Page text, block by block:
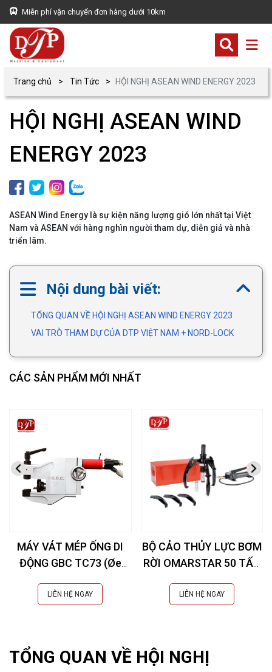
Miễn phí vận chuyển đơn hàng dưới 10km
Trang chủ Tin Tức HỘI NGHỊ ASEAN WIND ENERGY 2023
HỘI NGHỊ ASEAN WIND
ENERGY 2023
ASEAN Wind Energy là sự kiện năng lượng gió lớn nhất tại Việt
Nam và ASEAN với hàng nghìn người tham dự, diễn giả và nhà
triển lãm.
Nội dung bài viết:
TỔNG QUAN VỀ HỘI NGHỊ ASEAN WIND ENERGY 2023
VAI TRÒ THAM DỰ CỦA DTP VIỆT NAM + NORD-LOCK
CÁC SẢN PHẨM MỚI NHẤT
MÁY VÁT MÉP ỐNG DI
ĐỘNG GBC TC73 (Øe
LIÊN HỆ NGAY
BỘ CẢO THỦY LỰC BƠM
RỜI OMARSTAR 50 TẤN
LIÊN HỆ NGAY
TỔNG QUAN VỀ HỘI NGHỊ